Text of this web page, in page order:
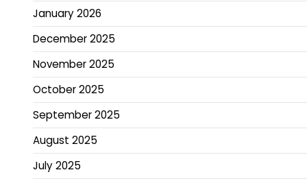
January 2026
December 2025
November 2025
October 2025
September 2025
August 2025
July 2025